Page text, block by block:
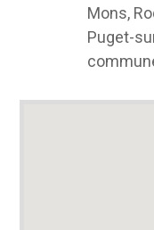
Mons,
Puget-